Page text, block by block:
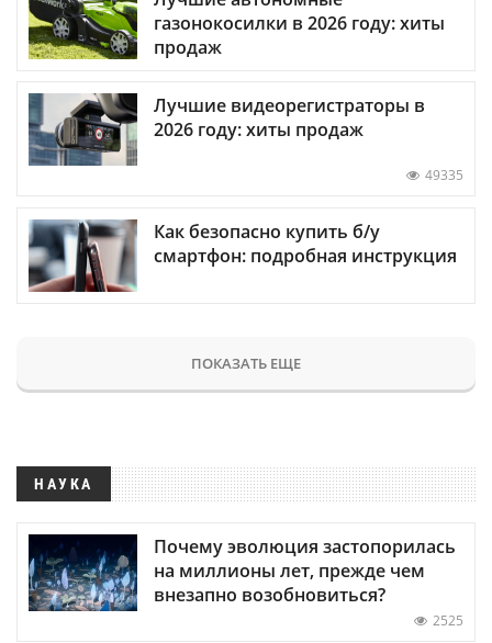
газонокосилки в 2026 году: хиты
продаж
Лучшие видеорегистраторы в
2026 году: хиты продаж
49335
Как безопасно купить б/у
смартфон: подробная инструкция
ПОКАЗАТЬ ЕЩЕ
НАУКА
Почему эволюция застопорилась
на миллионы лет, прежде чем
внезапно возобновиться?
2525